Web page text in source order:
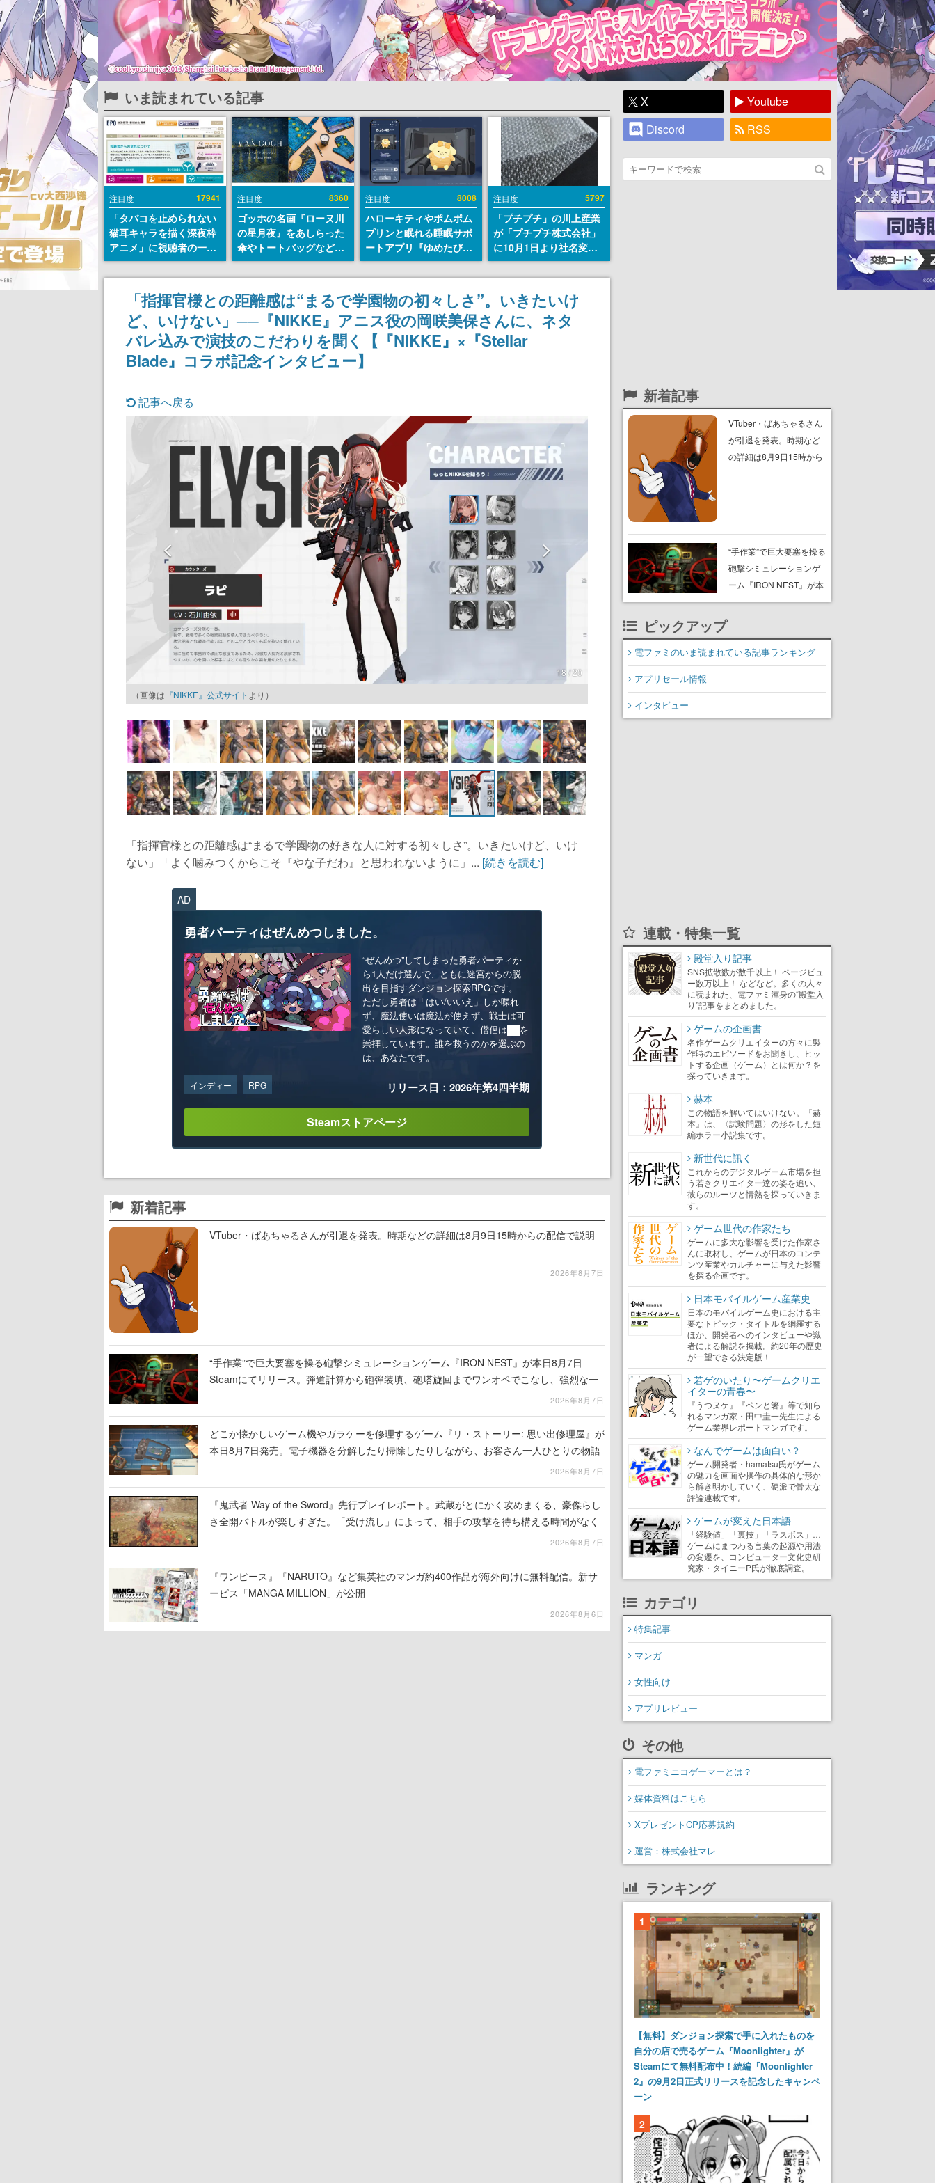
いま読まれている記事
注目度 17941
「タバコを止められない
猫耳キャラを描く深夜枠
アニメ」に視聴者の一部
から批判意見。違法薬物
の使用と思しき描写も含
めて、BPOが議論を交わ
注目度 8360
ゴッホの名画『ローヌ川
の星月夜』をあしらった
傘やトートバッグなどが
登場。8月7日21時より2
日間限定で予約販売
注目度 8008
ハローキティやポムポム
プリンと眠れる睡眠サポ
ートアプリ『ゆめたび』
が配信中。キャラごとの
ASMRや目覚ましアラー
ムも搭載
注目度 5797
「プチプチ」の川上産業
が「プチプチ株式会社」
に10月1日より社名変更
へ。創業58年で初めての
変更で、“プチッ”と鳴る
おなじみの緩衝材が会社
の名前に
「指揮官様との距離感は“まるで学園物の初々しさ”。いきたいけ
ど、いけない」──『NIKKE』アニス役の岡咲美保さんに、ネタ
バレ込みで演技のこだわりを聞く【『NIKKE』×『Stellar
Blade』コラボ記念インタビュー】
記事へ戻る
18 / 20
（画像は 『NIKKE』公式サイト より）
「指揮官様との距離感は“まるで学園物の好きな人に対する初々しさ”。いきたいけど、いけ
ない」「よく噛みつくからこそ『やな子だわ』と思われないように」... [続きを読む]
AD
勇者パーティはぜんめつしました。
“ぜんめつ”してしまった勇者パーティか
ら1人だけ選んで、ともに迷宮からの脱
出を目指すダンジョン探索RPGです。
ただし勇者は「はい/いいえ」しか喋れ
ず、魔法使いは魔法が使えず、戦士は可
愛らしい人形になっていて、僧侶は██を
崇拝しています。誰を救うのかを選ぶの
は、あなたです。
インディー RPG リリース日：2026年第4四半期
Steamストアページ
新着記事
VTuber・ばあちゃるさんが引退を発表。時期などの詳細は8月9日15時からの配信で説明
2026年8月7日
“手作業”で巨大要塞を操る砲撃シミュレーションゲーム『IRON NEST』が本日8月7日
Steamにてリリース。弾道計算から砲弾装填、砲塔旋回までワンオペでこなし、強烈な一
2026年8月7日
どこか懐かしいゲーム機やガラケーを修理するゲーム『リ・ストーリー: 思い出修理屋』が
本日8月7日発売。電子機器を分解したり掃除したりしながら、お客さん一人ひとりの物語
2026年8月7日
『鬼武者 Way of the Sword』先行プレイレポート。武蔵がとにかく攻めまくる、豪傑らし
さ全開バトルが楽しすぎた。「受け流し」によって、相手の攻撃を待ち構える時間がなく
2026年8月7日
『ワンピース』『NARUTO』など集英社のマンガ約400作品が海外向けに無料配信。新サ
ービス「MANGA MILLION」が公開
2026年8月6日
X
Youtube
Discord
RSS
新着記事
VTuber・ばあちゃるさん
が引退を発表。時期など
の詳細は8月9日15時から
“手作業”で巨大要塞を操る
砲撃シミュレーションゲ
ーム『IRON NEST』が本
日8月7日Steamにてリリ
オペでこなし、強烈な一
撃をブチかませるロマン
ピックアップ
電ファミのいま読まれている記事ランキング
アプリセール情報
インタビュー
連載・特集一覧
殿堂入り記事
SNS拡散数が数千以上！ ページビュ
ー数万以上！ などなど。多くの人々
に読まれた、電ファミ渾身の“殿堂入
り”記事をまとめました。
ゲームの企画書
名作ゲームクリエイターの方々に製
作時のエピソードをお聞きし、ヒッ
トする企画（ゲーム）とは何か？を
探っていきます。
赫本
この物語を解いてはいけない。『赫
本』は、〈試験問題〉の形をした短
編ホラー小説集です。
新世代に訊く
これからのデジタルゲーム市場を担
う若きクリエイター達の姿を追い、
彼らのルーツと情熱を探っていきま
す。
ゲーム世代の作家たち
ゲームに多大な影響を受けた作家さ
んに取材し、ゲームが日本のコンテ
ンツ産業やカルチャーに与えた影響
を探る企画です。
日本モバイルゲーム産業史
日本のモバイルゲーム史における主
要なトピック・タイトルを網羅する
ほか、開発者へのインタビューや識
者による解説を掲載。約20年の歴史
が一望できる決定版！
若ゲのいたり〜ゲームクリエ
イターの青春〜
『うつヌケ』『ペンと箸』等で知ら
れるマンガ家・田中圭一先生による
ゲーム業界レポートマンガです。
なんでゲームは面白い？
ゲーム開発者・hamatsu氏がゲーム
の魅力を画面や操作の具体的な形か
ら解き明かしていく、硬派で骨太な
評論連載です。
ゲームが変えた日本語
「経験値」「裏技」「ラスボス」…
ゲームにまつわる言葉の起源や用法
の変遷を、コンピューター文化史研
究家・タイニーP氏が徹底調査。
カテゴリ
特集記事
マンガ
女性向け
アプリレビュー
その他
電ファミニコゲーマーとは？
媒体資料はこちら
XプレゼントCP応募規約
運営：株式会社マレ
ランキング
1
【無料】ダンジョン探索で手に入れたものを
自分の店で売るゲーム『Moonlighter』が
Steamにて無料配布中！続編『Moonlighter
2』の9月2日正式リリースを記念したキャンペ
ーン
2